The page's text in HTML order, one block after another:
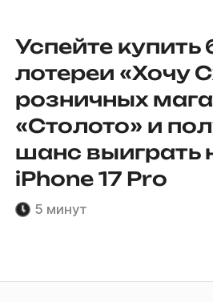
Успейте купить
лотереи «Хочу
розничных
«Столото» и
шанс выиграть
iPhone 17 Pro
5 минут